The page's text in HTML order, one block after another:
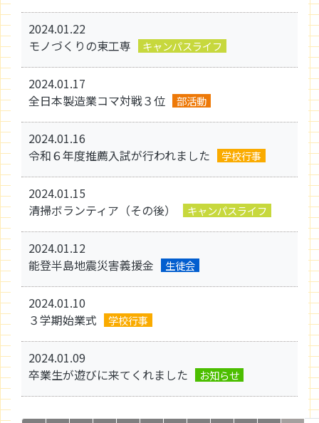
2024.01.22
モノづくりの東工専
キャンパスライフ
2024.01.17
全日本製造業コマ対戦３位
部活動
2024.01.16
令和６年度推薦入試が行われました
学校行事
2024.01.15
清掃ボランティア（その後）
キャンパスライフ
2024.01.12
能登半島地震災害義援金
生徒会
2024.01.10
３学期始業式
学校行事
2024.01.09
卒業生が遊びに来てくれました
お知らせ